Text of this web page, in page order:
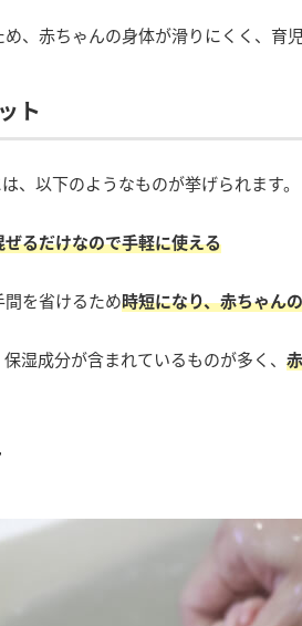
め、赤ちゃんの身体が滑りにくく、育
ト
、以下のようなものが挙げられます。
ぜるだけなので手軽に使える
間を省けるため時短になり、赤ちゃん
湿成分が含まれているものが多く、